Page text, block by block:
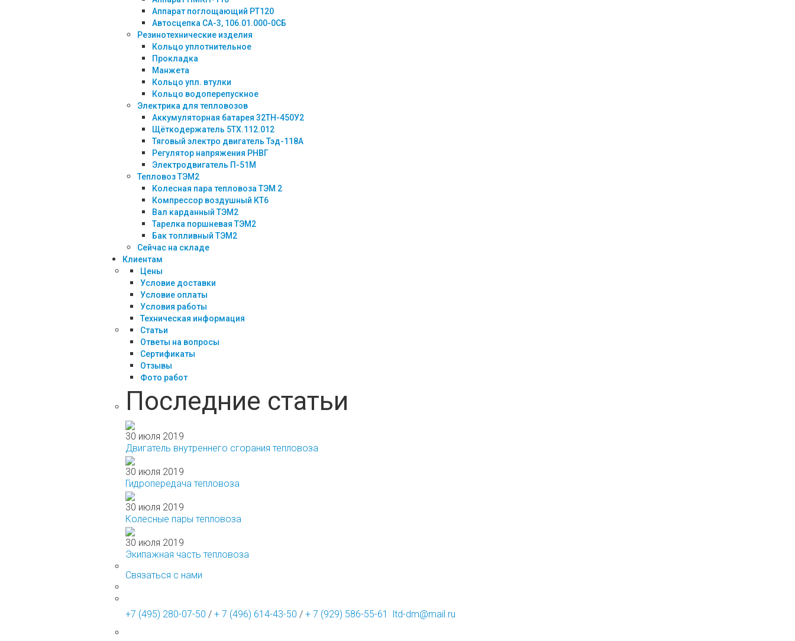
Аппарат поглощающий РТ120
Автосцепка СА-3, 106.01.000-0СБ
Резинотехнические изделия
Кольцо уплотнительное
Прокладка
Манжета
Кольцо упл. втулки
Кольцо водоперепускное
Электрика для тепловозов
Аккумуляторная батарея 32ТН-450У2
Щёткодержатель 5ТХ.112.012
Тяговый электро двигатель Тэд-118А
Регулятор напряжения РНВГ
Электродвигатель П-51М
Тепловоз ТЭМ2
Колесная пара тепловоза ТЭМ 2
Компрессор воздушный КТ6
Вал карданный ТЭМ2
Тарелка поршневая ТЭМ2
Бак топливный ТЭМ2
Сейчас на складе
Клиентам
Цены
Условие доставки
Условие оплаты
Условия работы
Техническая информация
Статьи
Ответы на вопросы
Сертификаты
Отзывы
Фото работ
Последние статьи
30 июля 2019
Двигатель внутреннего сгорания тепловоза
30 июля 2019
Гидропередача тепловоза
30 июля 2019
Колесные пары тепловоза
30 июля 2019
Экипажная часть тепловоза
Связаться с нами
+7 (495) 280-07-50 / + 7 (496) 614-43-50 / + 7 (929) 586-55-61 ltd-dm@mail.ru